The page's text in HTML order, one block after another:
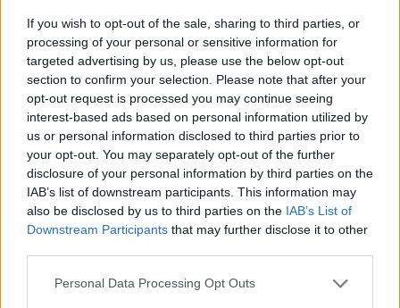
If you wish to opt-out of the sale, sharing to third parties, or
processing of your personal or sensitive information for
targeted advertising by us, please use the below opt-out
section to confirm your selection. Please note that after your
opt-out request is processed you may continue seeing
interest-based ads based on personal information utilized by
us or personal information disclosed to third parties prior to
your opt-out. You may separately opt-out of the further
disclosure of your personal information by third parties on the
IAB’s list of downstream participants. This information may
also be disclosed by us to third parties on the IAB’s List of
Downstream Participants that may further disclose it to other
Personal Data Processing Opt Outs
La situación en Rusia está
"escandalosamente bien"